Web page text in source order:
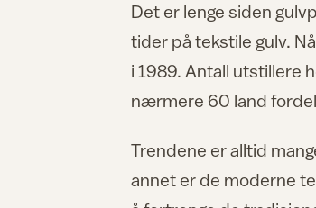
Det er lenge siden
tider på tekstile gulv.
i 1989. Antall utstillere
nærmere 60 land
Trendene er alltid
annet er de moderne